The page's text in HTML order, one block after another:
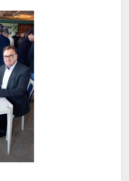
e Turismo
Infantil Dr. Orlando Rojas